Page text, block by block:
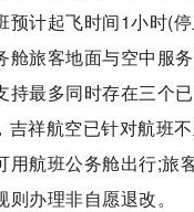
预计起飞时间1小时(
舱旅客地面与空中服
持最多同时存在三个
吉祥航空已针对航班
用航班公务舱出行;旅
则办理非自愿退改。